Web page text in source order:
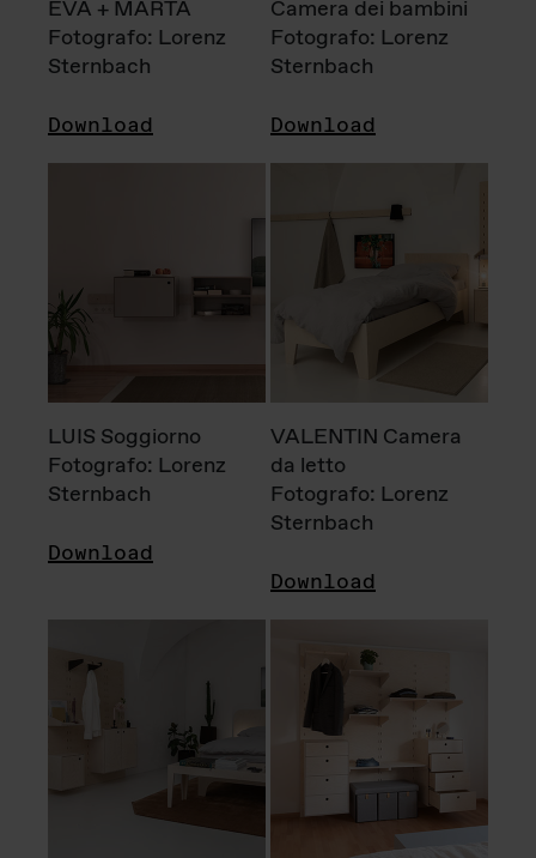
EVA + MARTA
Fotografo: Lorenz
Sternbach
Download
Camera dei bambini
Fotografo: Lorenz
Sternbach
Download
LUIS Soggiorno
Fotografo: Lorenz
Sternbach
Download
VALENTIN Camera
da letto
Fotografo: Lorenz
Sternbach
Download